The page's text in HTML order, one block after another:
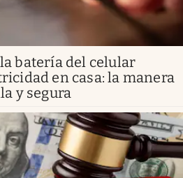
batería del celular
en casa: la manera
y segura